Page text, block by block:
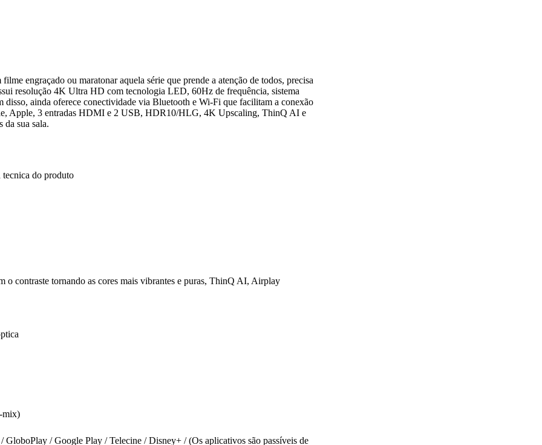
engraçado ou maratonar aquela série que prende a atenção de todos, precisa
resolução 4K Ultra HD com tecnologia LED, 60Hz de frequência, sistema
ainda oferece conectividade via Bluetooth e Wi-Fi que facilitam a conexão
Apple, 3 entradas HDMI e 2 USB, HDR10/HLG, 4K Upscaling, ThinQ AI e
da sua sala.
tecnica do produto
o contraste tornando as cores mais vibrantes e puras, ThinQ AI, Airplay
mix)
/ Google Play / Telecine / Disney+ / (Os aplicativos são passíveis de